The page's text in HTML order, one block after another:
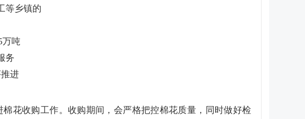
等乡镇的
万吨
务
进
花收购工作。收购期间，会严格把控棉花质量，同时做好检